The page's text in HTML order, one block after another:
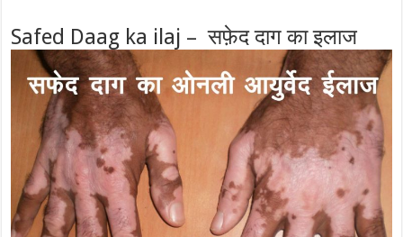
Safed Daag ka ilaj – सफ़ेद दाग का इलाज